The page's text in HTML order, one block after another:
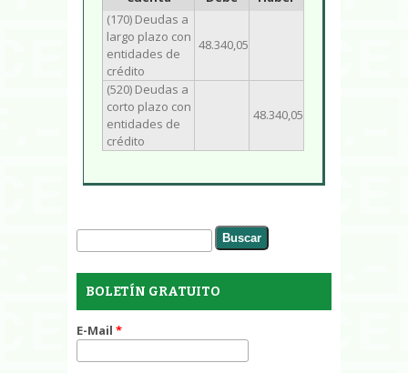
(170) Deudas a
largo plazo con
entidades de
crédito
48.340,05
(520) Deudas a
corto plazo con
entidades de
crédito
48.340,05
Formulario de búsqueda
Buscar
BOLETÍN GRATUITO
E-Mail *